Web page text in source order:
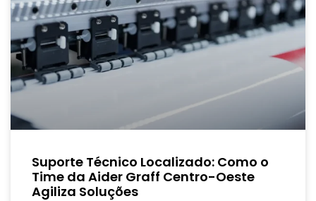
Suporte Técnico Localizado: Como o
Time da Aider Graff Centro-Oeste
Agiliza Soluções